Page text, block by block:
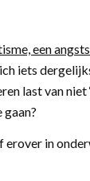
een
iets
last van niet
erover in